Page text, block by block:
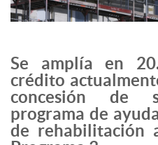
Se amplía en
crédito
concesión de
programa de
de rehabilitación